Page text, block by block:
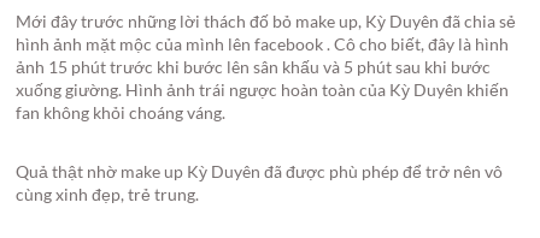
Mới đây trước những lời thách đố bỏ make up, Kỳ Duyên đã chia sẻ
hình ảnh mặt mộc của mình lên facebook . Cô cho biết, đây là hình
ảnh 15 phút trước khi bước lên sân khấu và 5 phút sau khi bước
xuống giường. Hình ảnh trái ngược hoàn toàn của Kỳ Duyên khiến
fan không khỏi choáng váng.
Quả thật nhờ make up Kỳ Duyên đã được phù phép để trở nên vô
cùng xinh đẹp, trẻ trung.